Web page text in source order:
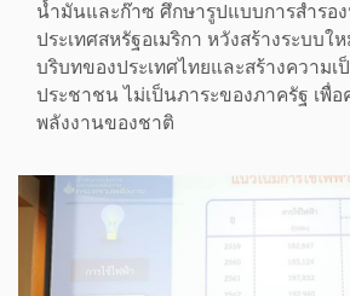
น้ำมันและก๊าซ ศึกษารูปแบบการสำรอ
ประเทศสหรัฐอเมริกา หวังสร้างระบบใ
บริบทของประเทศไทยและสร้างความเ
ประชาชน ไม่เป็นภาระของภาครัฐ เพื่
พลังงานของชาติ